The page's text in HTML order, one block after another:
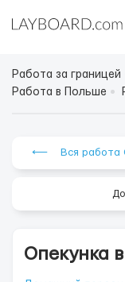
Работа за границей
Работа в Польше
⟵ Вся работа
Опекунка